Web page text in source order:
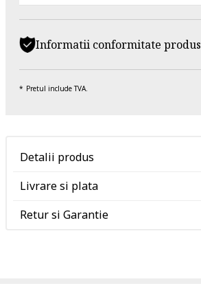
Informatii conformitate produs
Pretul include TVA.
Detalii produs
Livrare si plata
Retur si Garantie